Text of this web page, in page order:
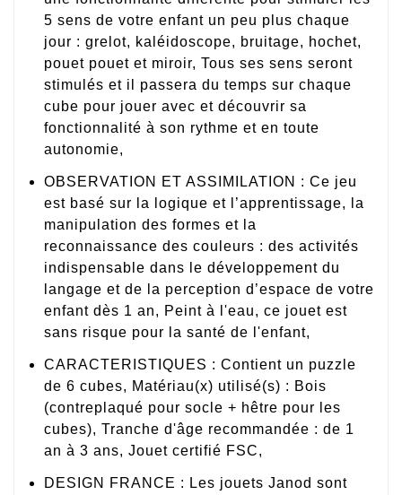
5 sens de votre enfant un peu plus chaque
jour : grelot, kaléidoscope, bruitage, hochet,
pouet pouet et miroir, Tous ses sens seront
stimulés et il passera du temps sur chaque
cube pour jouer avec et découvrir sa
fonctionnalité à son rythme et en toute
autonomie,
OBSERVATION ET ASSIMILATION : Ce jeu
est basé sur la logique et l’apprentissage, la
manipulation des formes et la
reconnaissance des couleurs : des activités
indispensable dans le développement du
langage et de la perception d’espace de votre
enfant dès 1 an, Peint à l'eau, ce jouet est
sans risque pour la santé de l'enfant,
CARACTERISTIQUES : Contient un puzzle
de 6 cubes, Matériau(x) utilisé(s) : Bois
(contreplaqué pour socle + hêtre pour les
cubes), Tranche d'âge recommandée : de 1
an à 3 ans, Jouet certifié FSC,
DESIGN FRANCE : Les jouets Janod sont